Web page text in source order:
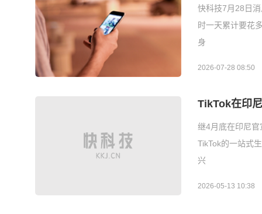
快科技7月28日
时一天累计要花
身
2026-07-28 08:50
TikTok在印
继4月底在印尼
TikTok的一站式
兴
2026-05-13 10:38